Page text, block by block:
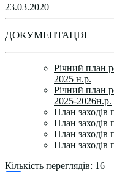
23.03.2020
ДОКУМЕНТАЦІЯ
Річний план
2025 н.р.
Річний план
2025-2026н.р.
План
План
План
План
Кількість переглядів: 16